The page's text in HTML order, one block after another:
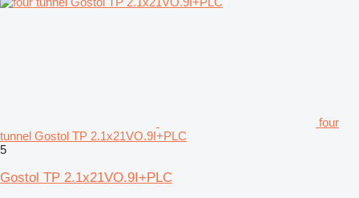
four
tunnel Gostol TP 2.1x21VO.9I+PLC
5
Gostol TP 2.1x21VO.9I+PLC